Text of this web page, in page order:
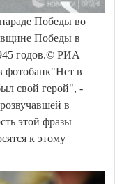
Победы во
Победы в
годов.© РИА
фотобанк"Нет в
свой герой", -
в
этой фразы
к этому